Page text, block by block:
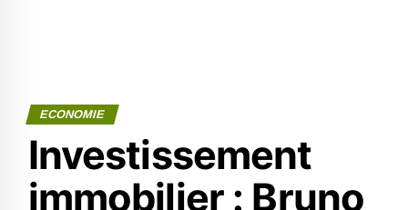
ECONOMIE
Investissement
immobilier : Bruno